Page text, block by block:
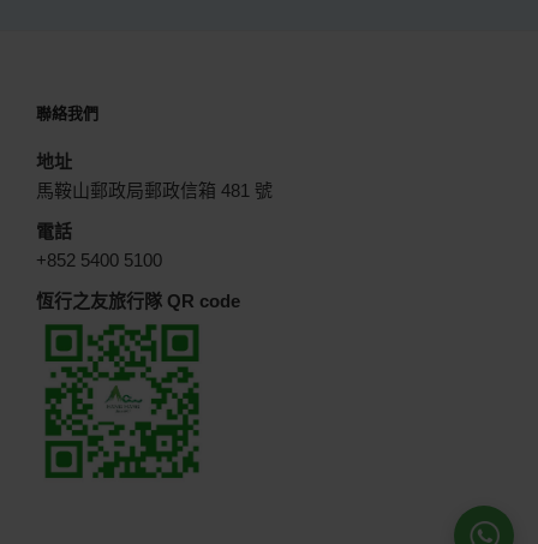
聯絡我們
地址
馬鞍山郵政局郵政信箱 481 號
電話
+852 5400 5100
恆行之友旅行隊 QR code